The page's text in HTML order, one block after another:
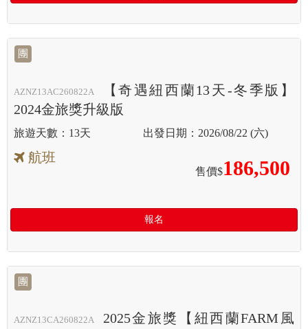
團
AZNZ13AC260822A
【奇遇紐西蘭13天-冬季版】
2024金旅獎升級版
13天 2026/08/22 (六)
航班
售價$186,500
報名
團
AZNZ13CA260822A
2025金旅獎【紐西蘭FARM風